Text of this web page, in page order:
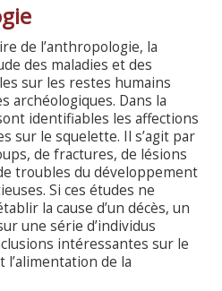
de l’anthropologie, la
des maladies et des
sur les restes humains
archéologiques. Dans la
identifiables les affections
sur le squelette. Il s’agit par
de fractures, de lésions
troubles du développement
Si ces études ne
la cause d’un décès, un
une série d’individus
intéressantes sur le
l’alimentation de la